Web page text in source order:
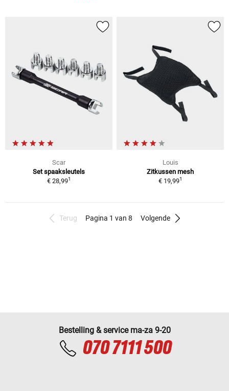
Scar
Set spaaksleutels
€ 28,991
Louis
Zitkussen mesh
€ 19,991
Terug Pagina 1 van 8 Volgende
Bestelling & service ma-za 9-20
070 7111 500